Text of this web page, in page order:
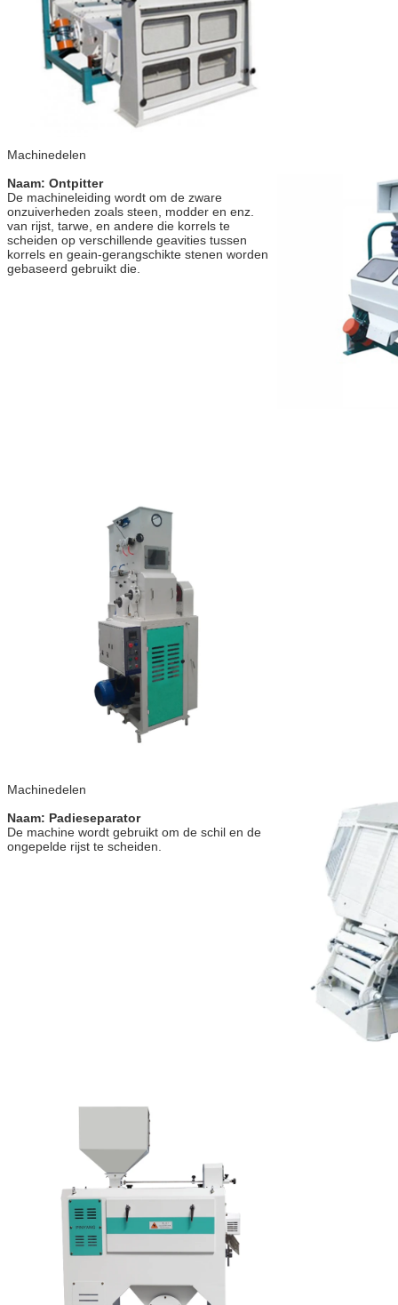
Machinedelen
Naam: Ontpitter
De machineleiding wordt om de zware
onzuiverheden zoals steen, modder en enz.
van rijst, tarwe, en andere die korrels te
scheiden op verschillende geavities tussen
korrels en geain-gerangschikte stenen worden
gebaseerd gebruikt die.
Machinedelen
Naam: Padieseparator
De machine wordt gebruikt om de schil en de
ongepelde rijst te scheiden.